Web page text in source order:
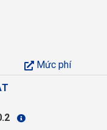
Mức phí